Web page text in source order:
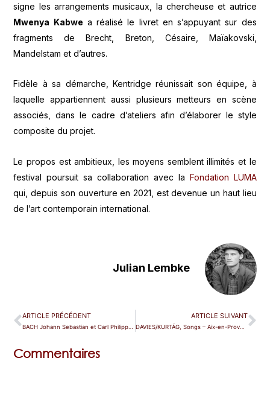
signe les arrangements musicaux, la chercheuse et autrice
Mwenya Kabwe a réalisé le livret en s’appuyant sur des
fragments de Brecht, Breton, Césaire, Maïakovski,
Mandelstam et d’autres.
Fidèle à sa démarche, Kentridge réunissait son équipe, à
laquelle appartiennent aussi plusieurs metteurs en scène
associés, dans le cadre d’ateliers afin d’élaborer le style
composite du projet.
Le propos est ambitieux, les moyens semblent illimités et le
festival poursuit sa collaboration avec la Fondation LUMA
qui, depuis son ouverture en 2021, est devenue un haut lieu
de l’art contemporain international.
Julian Lembke
ARTICLE PRÉCÉDENT
BACH Johann Sebastian et Carl Philipp Emanuel, motets et cantates – Beaune
ARTICLE SUIVANT
DAVIES/KURTÁG, Songs – Aix-en-Provence
Commentaires